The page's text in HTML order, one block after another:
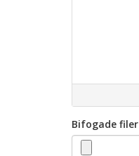
Bifogade filer